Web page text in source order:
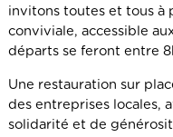
invitons toutes et tous à
conviviale, accessible
départs se feront entre
Une restauration sur
des entreprises locales,
solidarité et de